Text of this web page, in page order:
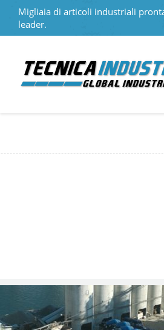
Migliaia di articoli industriali
leader.